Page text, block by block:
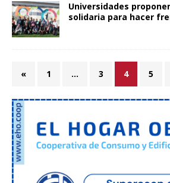
Universidades
solidaria para hacer
« 1 … 3 4 5